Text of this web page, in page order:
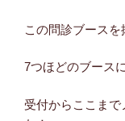
この問診ブースを
7つほどのブース
受付からここま